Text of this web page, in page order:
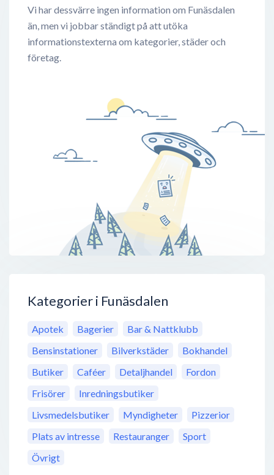
Vi har dessvärre ingen information om Funäsdalen
än, men vi jobbar ständigt på att utöka
informationstexterna om kategorier, städer och
företag.
Kategorier i Funäsdalen
Apotek Bagerier
Bar & Nattklubb
Bensinstationer
Bilverkstäder
Bokhandel
Butiker
Caféer Detaljhandel
Fordon
Frisörer
Inredningsbutiker
Livsmedelsbutiker
Myndigheter
Pizzerior
Plats av intresse
Restauranger
Sport
Övrigt